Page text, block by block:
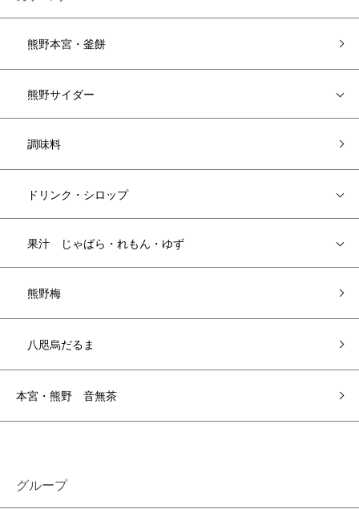
熊野本宮・釜餅
熊野サイダー
調味料
ドリンク・シロップ
果汁 じゃばら・れもん・ゆず
熊野梅
八咫烏だるま
本宮・熊野 音無茶
グループ